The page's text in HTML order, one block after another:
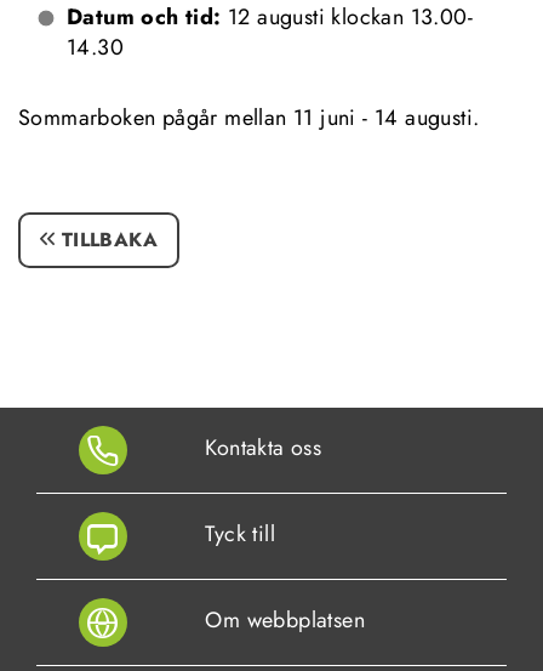
Datum och tid: 12 augusti klockan 13.00-
14.30
Sommarboken pågår mellan 11 juni - 14 augusti.
TILLBAKA
Kontakta oss
Tyck till
Om webbplatsen